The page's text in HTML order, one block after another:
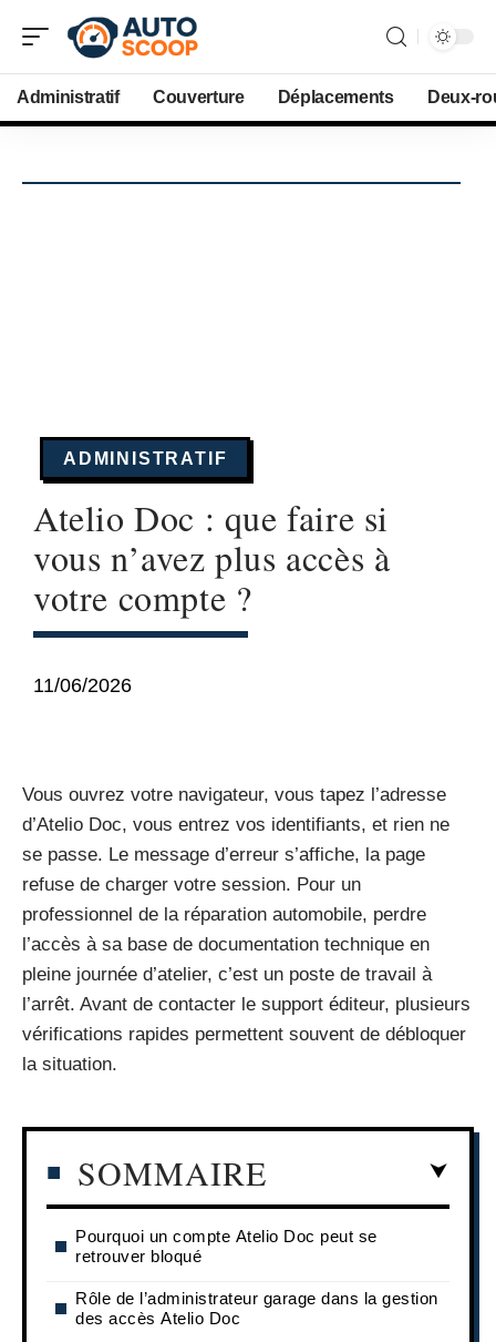
Administratif Couverture Déplacements Deux-
ADMINISTRATIF
Atelio Doc : que faire si
vous n’avez plus accès à
votre compte ?
11/06/2026
Vous ouvrez votre navigateur, vous tapez l’adresse
d’Atelio Doc, vous entrez vos identifiants, et rien ne
se passe. Le message d’erreur s’affiche, la page
refuse de charger votre session. Pour un
professionnel de la réparation automobile, perdre
l’accès à sa base de documentation technique en
pleine journée d’atelier, c’est un poste de travail à
l’arrêt. Avant de contacter le support éditeur, plusieurs
vérifications rapides permettent souvent de débloquer
la situation.
SOMMAIRE
Pourquoi un compte Atelio Doc peut se
retrouver bloqué
Rôle de l’administrateur garage dans la gestion
des accès Atelio Doc